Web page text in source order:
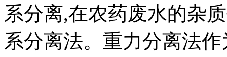
系分离,在农药废水的杂
系分离法。重力分离法